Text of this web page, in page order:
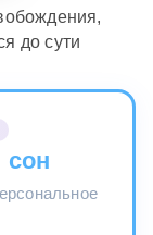
до сути